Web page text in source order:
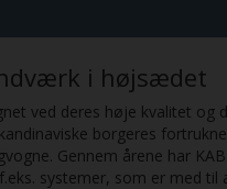
i højsædet
ved deres høje kvalitet
borgeres
Gennem årene har
systemer, som er med til